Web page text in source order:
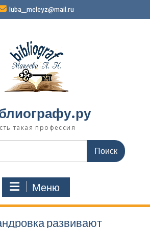
luba_meleyz@mail.ru
такая профессия
Меню
развивают